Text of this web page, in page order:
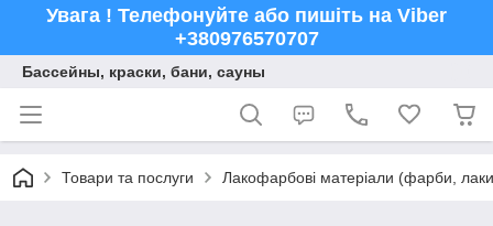
Увага ! Телефонуйте або пишіть на Viber
+380976570707
Бассейны, краски, бани, сауны
Товари та послуги Лакофарбові матеріали (фарби,